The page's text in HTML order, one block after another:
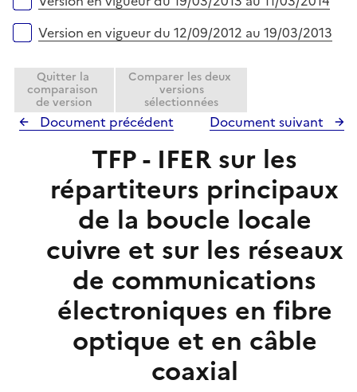
Version en vigueur du 12/09/2012 au 19/03/2013
Quitter la
comparaison
de version
Comparer les deux
versions
sélectionnées
Document précédent Document suivant
TFP - IFER sur les
répartiteurs principaux
de la boucle locale
cuivre et sur les réseaux
de communications
électroniques en fibre
optique et en câble
coaxial